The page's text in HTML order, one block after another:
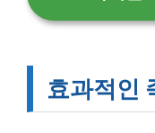
효과적인